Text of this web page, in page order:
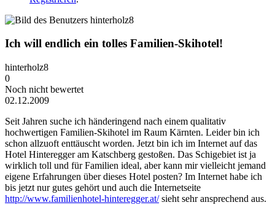
Ich will endlich ein tolles Familien-Skihotel!
hinterholz8
0
Noch nicht bewertet
02.12.2009
Seit Jahren suche ich händeringend nach einem qualitativ
hochwertigen Familien-Skihotel im Raum Kärnten. Leider bin ich
schon allzuoft enttäuscht worden. Jetzt bin ich im Internet auf das
Hotel Hinteregger am Katschberg gestoßen. Das Schigebiet ist ja
wirklich toll und für Familien ideal, aber kann mir vielleicht jemand
eigene Erfahrungen über dieses Hotel posten? Im Internet habe ich
bis jetzt nur gutes gehört und auch die Internetseite
http://www.familienhotel-hinteregger.at/sieht sehr ansprechend aus.